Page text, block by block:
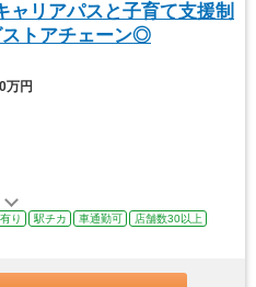
ャリアパスと子育て支援制
ストアチェーン◎
万円
り 駅チカ 車通勤可
店舗数30以上